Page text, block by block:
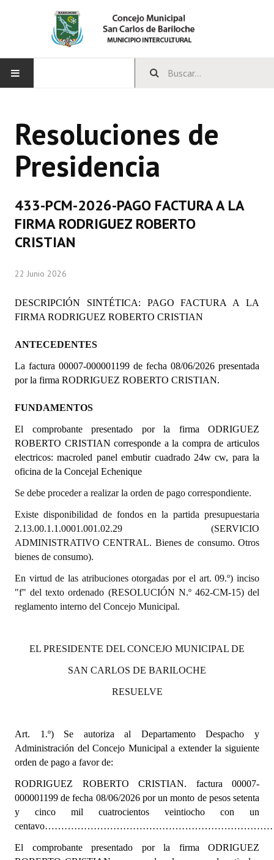
CONCEJO
Bloques Políticos
Comisiones Permanentes
Comisiones Especiales
LEGISLACIÓN
Constitución Nacional
Constitución Provincial
Digesto
Organigrama
DOCUMENTOS
Informes de Gestión
Proyectos Presentados
Dictámenes Asesoría Letrada
Actas de Sesión
Ejecución Presupuestaria
Actas de Audiencias Públicas
Comunicaciones
Declaraciones
Resoluciones
INSTITUCIONAL
Resoluciones de
Presidencia
433-PCM-2026-PAGO FACTURA A LA
FIRMA RODRIGUEZ ROBERTO
CRISTIAN
22 Junio 2026
DESCRIPCIÓN SINTÉTICA: PAGO FACTURA A LA
FIRMA RODRIGUEZ ROBERTO CRISTIAN
ANTECEDENTES
La factura 00007-000001199 de fecha 08/06/2026 presentada
por la firma RODRIGUEZ ROBERTO CRISTIAN.
FUNDAMENTOS
El comprobante presentado por la firma ODRIGUEZ
ROBERTO CRISTIAN corresponde a la compra de articulos
electricos: macroled panel embutir cuadrado 24w cw, para la
oficina de la Concejal Echenique
Se debe proceder a realizar la orden de pago correspondiente.
Existe disponibilidad de fondos en la partida presupuestaria
2.13.00.1.1.0001.001.02.29 (SERVICIO
ADMINISTRATIVO CENTRAL. Bienes de consumo. Otros
bienes de consumo).
En virtud de las atribuciones otorgadas por el art. 09.º) inciso
"f" del texto ordenado (RESOLUCIÓN N.º 462-CM-15) del
reglamento interno del Concejo Municipal.
EL PRESIDENTE DEL CONCEJO MUNICIPAL DE
SAN CARLOS DE BARILOCHE
RESUELVE
Art. 1.º) Se autoriza al Departamento Despacho y
Administración del Concejo Municipal a extender la siguiente
orden de pago a favor de:
RODRIGUEZ ROBERTO CRISTIAN. factura 00007-
000001199 de fecha 08/06/2026 por un monto de pesos setenta
y cinco mil cuatrocientos veintiocho con un
El comprobante presentado por la firma ODRIGUEZ